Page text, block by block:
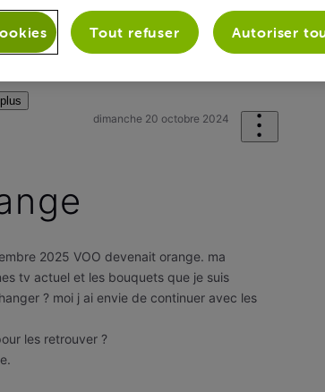
Mes chaînes TV VOO
dimanche 20 octobre 2024
2025 VOO devenait orange. ma
tv actuel et les bouquets que je suis
? moi j ai envie de continuer avec les
les retrouver ?
Tout refuser Autoriser